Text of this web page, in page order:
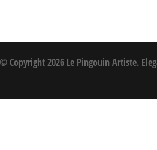
© Copyright 2026 Le Pingouin Artiste.